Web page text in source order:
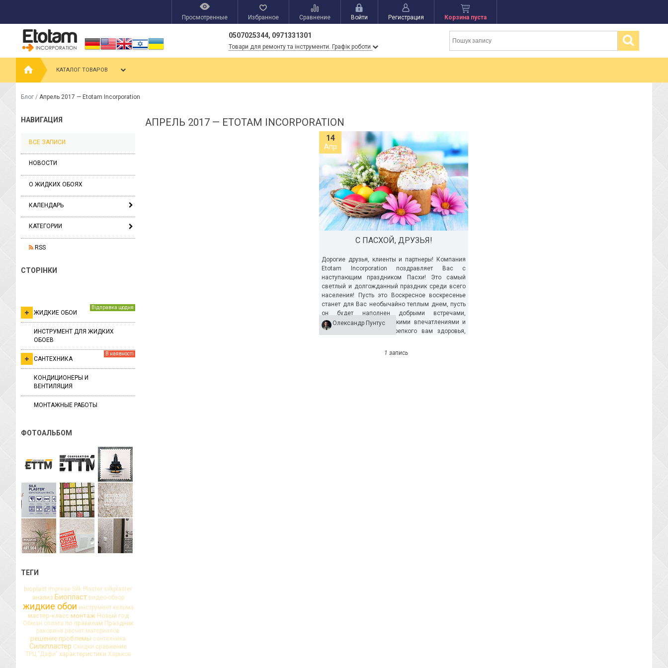
Просмотренные Избранное Сравнение Войти Регистрация Корзина пуста
0507025344, 0971331301
Товари для ремонту та інструменти. Графік роботи
КАТАЛОГ ТОВАРОВ
Блог / Апрель 2017 — Etotam Incorporation
НАВИГАЦИЯ
ВСЕ ЗАПИСИ
НОВОСТИ
О ЖИДКИХ ОБОЯХ
КАЛЕНДАРЬ
КАТЕГОРИИ
RSS
СТОРІНКИ
ЖИДКИЕ ОБОИ
Відправка щодня
ИНСТРУМЕНТ ДЛЯ ЖИДКИХ
ОБОЕВ
САНТЕХНИКА
В наявності
КОНДИЦИОНЕРЫ И
ВЕНТИЛЯЦИЯ
МОНТАЖНЫЕ РАБОТЫ
ФОТОАЛЬБОМ
ТЕГИ
bioplast imprese Silk Plaster silkplaster
анализ Биопласт видео-обзор
жидкие обои инструмент кельма
мастер-класс монтаж Новый год
Обман оплата по правилам Праздник
раковина расчет материалов
решение проблемы сантехника
Силкпластер Скидки сравнение
ТРЦ "Дафи" характеристики Харьков
АПРЕЛЬ 2017 — ETOTAM INCORPORATION
14
Апр
С ПАСХОЙ, ДРУЗЬЯ!
Дорогие друзья, клиенты и партнеры! Компания
Etotam Incorporation поздравляет Вас с
наступающим праздником Пасхи! Это самый
светлый и долгожданный праздник среди всего
населения! Пусть это Воскресное воскресенье
станет для Вас необычайно теплым днем, пусть
он будет наполнен добрыми встречами,
искренними словами, яркими впечатлениями и
душевной легкостью. Крепкого вам здоровья,
Олександр Пунтус
1 запись